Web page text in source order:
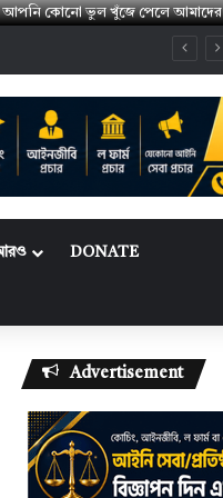
আপনি কোনো ভুল খুঁজে পেলে
DONATE
Advertisement